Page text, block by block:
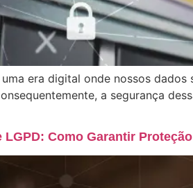
era digital onde nossos
a segurança
LGPD: Como Garantir